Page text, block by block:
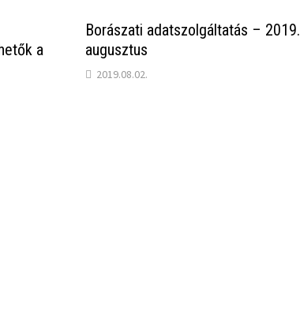
a
Borászati adatszolgáltatás – 2019.
augusztus
2019.08.02.